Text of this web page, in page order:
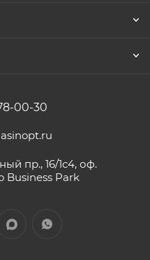
00-30
пр., 16/1с4, оф.
Business Park